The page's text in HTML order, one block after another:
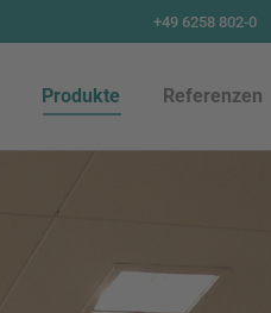
+49 6258 802-0
Produkte Referenzen
Produkte Referenzen